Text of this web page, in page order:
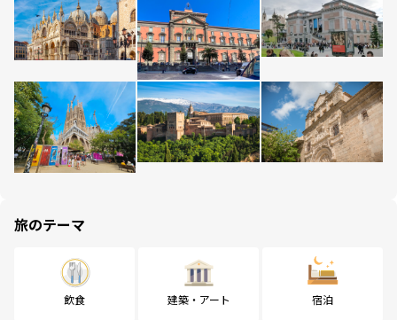
旅のテーマ
飲食 建築・アート 宿泊